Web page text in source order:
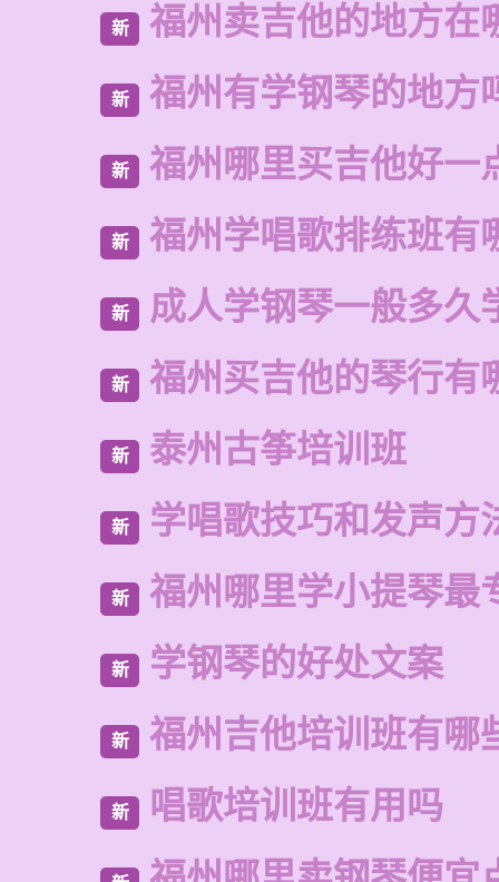
新 福州卖吉他的地方在
新 福州有学钢琴的地方
新 福州哪里买吉他好一
新 福州学唱歌排练班有
新 成人学钢琴一般多久
新 福州买吉他的琴行有
新 泰州古筝培训班
新 学唱歌技巧和发声方
新 福州哪里学小提琴最
新 学钢琴的好处文案
新 福州吉他培训班有哪
新 唱歌培训班有用吗